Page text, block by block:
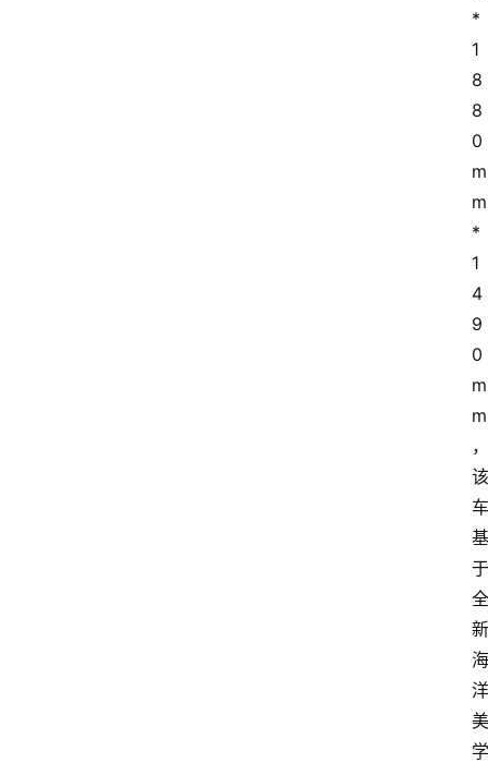
*
1
8
8
0
m
m
*
1
4
9
0
m
m
，
该
车
基
于
全
新
海
洋
美
学